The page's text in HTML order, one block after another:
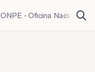
ONPE - Oficina Nacional